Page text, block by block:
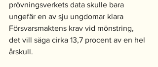
prövningsverkets data skulle bara
ungefär en av sju ungdomar klara
Försvarsmaktens krav vid mönstring,
det vill säga cirka 13,7 procent av en hel
årskull.